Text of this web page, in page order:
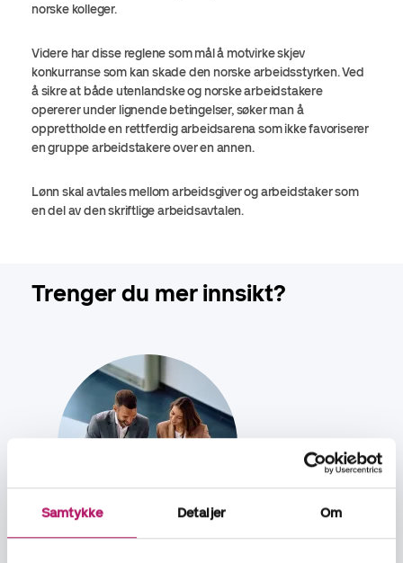
Samtykke Detaljer Om
norske kolleger.
Videre har disse reglene som mål å motvirke skjev
konkurranse som kan skade den norske arbeidsstyrken. Ved
å sikre at både utenlandske og norske arbeidstakere
opererer under lignende betingelser, søker man å
opprettholde en rettferdig arbeidsarena som ikke favoriserer
en gruppe arbeidstakere over en annen.
Lønn skal avtales mellom arbeidsgiver og arbeidstaker som
en del av den skriftlige arbeidsavtalen.
Trenger du mer innsikt?